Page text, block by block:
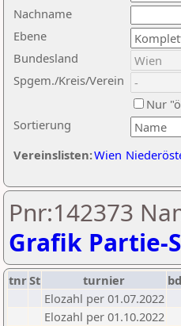
Nachname
Ebene
Sortierung
Bundesland
Spgem./Kreis/Verein
Nur
Vereinslisten:Wien
Pnr:142373
Grafik Partie-
tnrSt turnier
Elozahl per 01.07.2022
Elozahl per 01.10.2022